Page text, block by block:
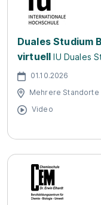
Duales Studium
virtuell IU Duales
01.10.2026
Mehrere Standorte
Video